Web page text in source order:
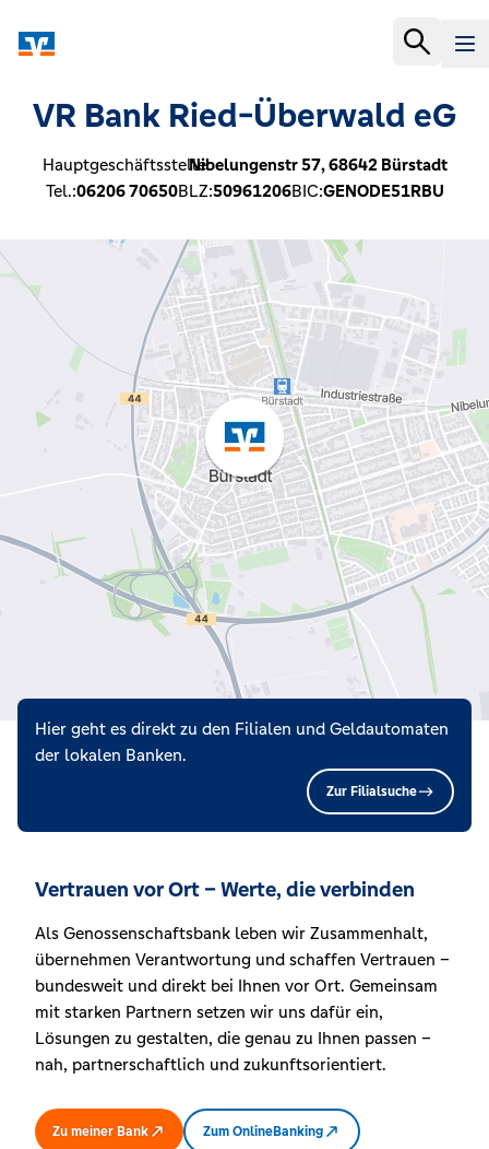
VR Bank Ried-Überwald eG
Hauptgeschäftsstelle:Nibelungenstr 57,68642 Bürstadt
Tel.:06206 70650BLZ:50961206BIC:GENODE51RBU
Hier geht es direkt zu den Filialen und Geldautomaten
der lokalen Banken.
Zur Filialsuche
Vertrauen vor Ort – Werte, die verbinden
Als Genossenschaftsbank leben wir Zusammenhalt,
übernehmen Verantwortung und schaffen Vertrauen –
bundesweit und direkt bei Ihnen vor Ort. Gemeinsam
mit starken Partnern setzen wir uns dafür ein,
Lösungen zu gestalten, die genau zu Ihnen passen –
nah, partnerschaftlich und zukunftsorientiert.
Zu meiner Bank Zum OnlineBanking